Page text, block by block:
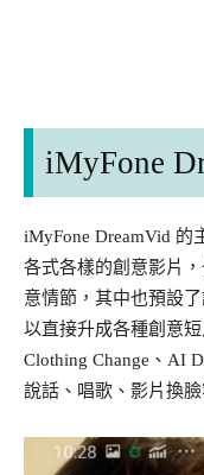
iMyFone
iMyFone DreamVid
各式各樣的創意影片
意情節，其中也預設
以直接升成各種創意
Clothing Change、AI
說話、唱歌、影片換臉